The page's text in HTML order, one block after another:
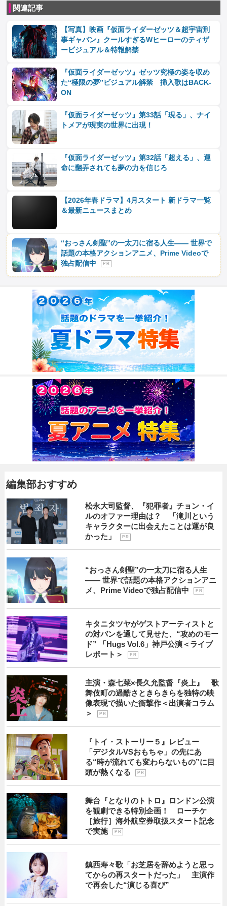
関連記事
【写真】映画『仮面ライダーゼッツ＆超宇宙刑
事ギャバン』クールすぎるWヒーローのティザ
ービジュアル＆特報解禁
『仮面ライダーゼッツ』ゼッツ究極の姿を収め
た“極限の夢”ビジュアル解禁 挿入歌はBACK-
ON
『仮面ライダーゼッツ』第33話「現る」、ナイ
トメアが現実の世界に出現！
『仮面ライダーゼッツ』第32話「超える」、運
命に翻弄されても夢の力を信じろ
【2026年春ドラマ】4月スタート 新ドラマ一覧
＆最新ニュースまとめ
“おっさん剣聖”の一太刀に宿る人生―― 世界で
話題の本格アクションアニメ、Prime Videoで
独占配信中
P R
編集部おすすめ
松永大司監督、『犯罪者』チョン・イ
ルのオファー理由は？ 「滝川という
キャラクターに出会えたことは運が良
かった」
P R
“おっさん剣聖”の一太刀に宿る人生
―― 世界で話題の本格アクションアニ
メ、Prime Videoで独占配信中
P R
キタニタツヤがゲストアーティストと
の対バンを通して見せた、“攻めのモー
ド” 「Hugs Vol.6」神戸公演＜ライブ
レポート＞
P R
主演・森七菜×長久允監督『炎上』 歌
舞伎町の過酷さときらきらを独特の映
像表現で描いた衝撃作＜出演者コラム
＞
P R
『トイ・ストーリー５』レビュー
「デジタルVSおもちゃ」の先にあ
る“時が流れても変わらないもの”に目
頭が熱くなる
P R
舞台『となりのトトロ』ロンドン公演
を観劇できる特別企画！ ローチケ
［旅行］海外航空券取扱スタート記念
で実施
P R
鎮西寿々歌「お芝居を辞めようと思っ
てからの再スタートだった」 主演作
で再会した“演じる喜び”